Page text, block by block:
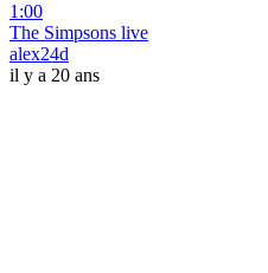
1:00
The Simpsons live
alex24d
il y a 20 ans